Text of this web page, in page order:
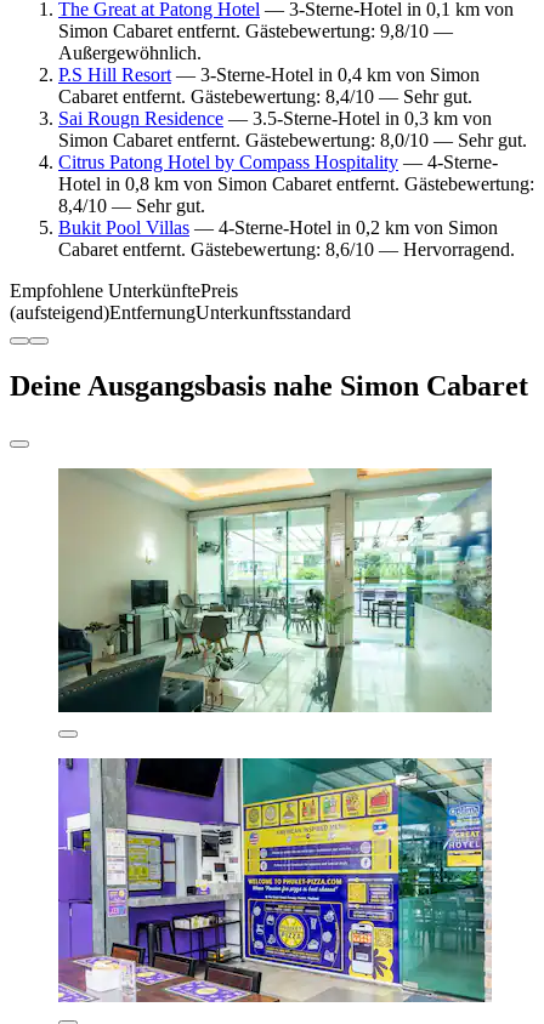
The Great at Patong Hotel — 3-Sterne-Hotel in 0,1 km von
Simon Cabaret entfernt. Gästebewertung: 9,8/10 —
Außergewöhnlich.
P.S Hill Resort — 3-Sterne-Hotel in 0,4 km von Simon
Cabaret entfernt. Gästebewertung: 8,4/10 — Sehr gut.
Sai Rougn Residence — 3.5-Sterne-Hotel in 0,3 km von
Simon Cabaret entfernt. Gästebewertung: 8,0/10 — Sehr gut.
Citrus Patong Hotel by Compass Hospitality — 4-Sterne-
Hotel in 0,8 km von Simon Cabaret entfernt. Gästebewertung:
8,4/10 — Sehr gut.
Bukit Pool Villas — 4-Sterne-Hotel in 0,2 km von Simon
Cabaret entfernt. Gästebewertung: 8,6/10 — Hervorragend.
Empfohlene UnterkünftePreis
(aufsteigend)EntfernungUnterkunftsstandard
Deine Ausgangsbasis nahe Simon Cabaret